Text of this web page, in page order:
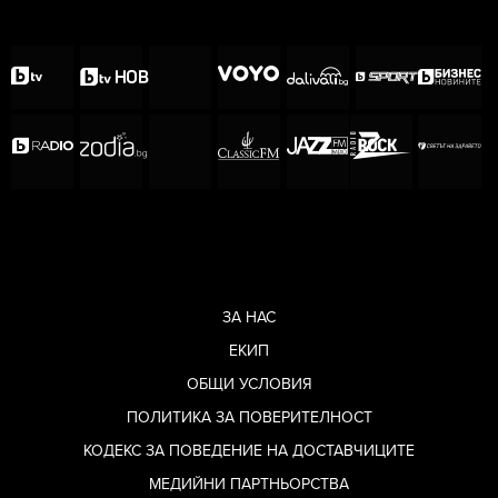
"Гледам филми с приятели, играя
Родителите му, които са обучавали Грей
ЗА НАС
ЕКИП
ОБЩИ УСЛОВИЯ
ПОЛИТИКА ЗА ПОВЕРИТЕЛНОСТ
КОДЕКС ЗА ПОВЕДЕНИЕ НА ДОСТАВЧИЦИТЕ
МЕДИЙНИ ПАРТНЬОРСТВА